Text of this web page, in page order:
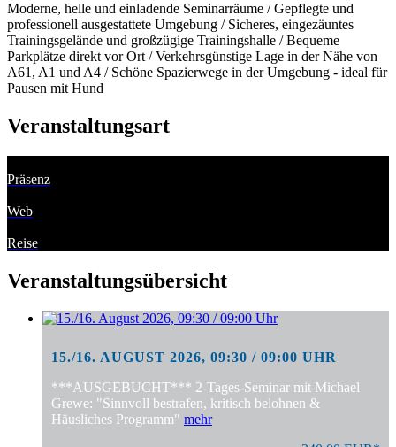
Moderne, helle und einladende Seminarräume / Gepflegte und
professionell ausgestattete Umgebung / Sicheres, eingezäuntes
Trainingsgelände und großzügige Trainingshalle / Bequeme
Parkplätze direkt vor Ort / Verkehrsgünstige Lage in der Nähe von
A61, A1 und A4 / Schöne Spazierwege in der Umgebung - ideal für
Pausen mit Hund
Veranstaltungsart
Präsenz
Web
Reise
Veranstaltungsübersicht
15./16. AUGUST 2026, 09:30 / 09:00 UHR
***AUSGEBUCHT*** 2-Tages-Seminar mit Michael
Grewe: "Sinnvoll bestrafen, kritisch belohnen &
Häusliches Programm" mehr